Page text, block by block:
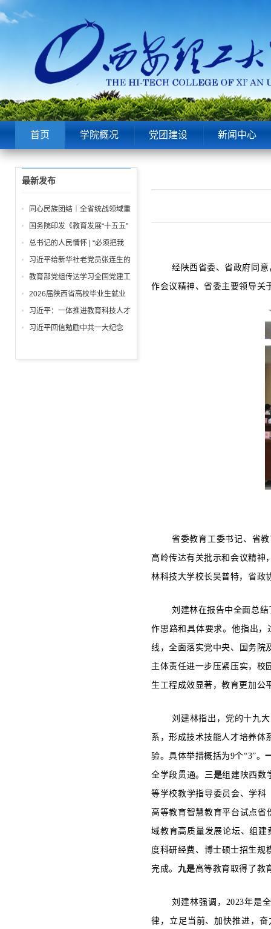
首页 学院概况 党团建设 新闻中心
经陕西省委、省政府同
作会议精神、省委主要领导关
省委教育工委书记、省
高岭传达有关批示和会议精神
林科技大学校长吴普特，省政
刘建林在报告中全面总
作思路和具体要求。他指出
线，全面落实党中央、国务院
主体责任进一步压紧压实，校
生工程成效显著，教育更加公
刘建林指出，党的十九
系，形成技术技能人才培养体
验。具体举措概括为9个“3”。
全学段贯通。 三是组建陕西数
等学校教学指导委员会、学科
高等教育智慧教育平台试点省
域教育高质量发展论坛、组
度科研经费、博士硕士招生规
完成。 九是高等教育取得了教
刘建林强调，2023年是
律，立足当前、加快推进，
最新发布
同心民族团结｜全省统战领域重
点工作推进会召开
国务院印发《教育发展“十五五”
规划》
总书记的人民情怀 | “必须把我
们党建设好、建设强”
习近平给新华社老党员张连生的
回信
教育部党组传达学习全国党建工
作座谈会精神，研究部署学习宣
传贯彻习近平党建思想工作
2026届陕西省高校毕业生就业
工作“百日冲刺”推进会召开
习近平：一体推进教育科技人才
发展
习近平回信勉励中共一大纪念
巾讲解员：传承红色基因增长知